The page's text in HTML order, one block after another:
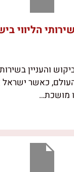
הליווי
והעניין
כאשר ישראל
מושכת…